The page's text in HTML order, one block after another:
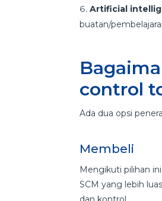
Artificial
buatan/
control
Ada dua opsi
Membeli
Mengikuti pilihan
SCM yang lebih